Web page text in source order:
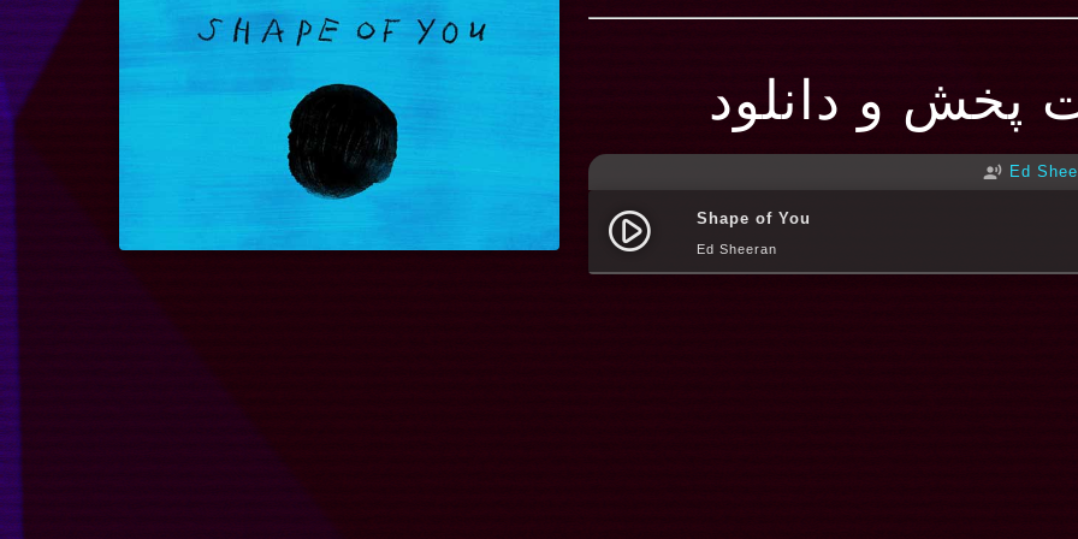
پخش و دانلود
record_voice_over Ed
play_circle_filled Shape of You
Ed Sheeran